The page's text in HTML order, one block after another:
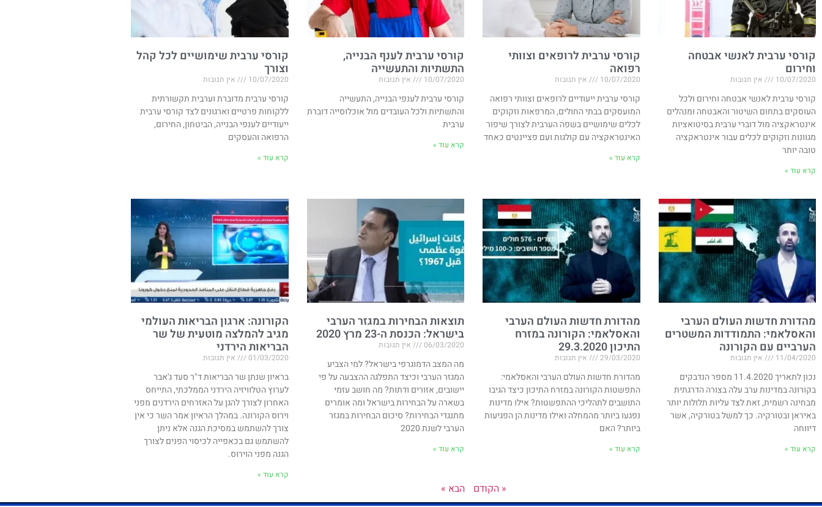
קורסי ערבית לאנשי אבטחה
וחירום
10/07/2020 אין תגובות
קורסי ערבית לאנשי אבטחה וחירום ולכל
העוסקים בתחום השיטור והאבטחה ומנהלים
אינטראקציה מול דוברי ערבית בסיטואציות
מגוונות וזקוקים לכלים עבור אינטראקציה
טובה יותר
קרא עוד »
קורסי ערבית לרופאים וצוותי
רפואה
10/07/2020 אין תגובות
קורסי ערבית ייעודיים לרופאים וצוותי רפואה
המועסקים בבתי החולים, המרפאות וזקוקים
לכלים שימושיים בשפה הערבית לצורך שיפור
האינטראקציה עם קולגות ועם פציינטים כאחד
קרא עוד »
קורסי ערבית לענף הבנייה,
התשתיות והתעשייה
10/07/2020 אין תגובות
קורסי ערבית לענפי הבנייה, התעשייה
והתשתיות ולכל העובדים מול אוכלוסייה דוברת
ערבית
קרא עוד »
קורסי ערבית שימושיים לכל קהל
וצורך
10/07/2020 אין תגובות
קורסי ערבית מדוברת וערבית תקשורתית
ללקוחות פרטיים וארגונים לצד קורסי ערבית
ייעודיים לענפי הבנייה, הביטחון, החירום,
הרפואה והעסקים
קרא עוד »
מהדורת חדשות העולם הערבי
והאסלאמי: התמודדות המשטרים
הערביים עם הקורונה
11/04/2020 אין תגובות
נכון לתאריך 11.4.2020 מספר הנדבקים
בקורונה במדינות ערב עלה בצורה הדרגתית
מבחינה רשמית, זאת לצד עליות תלולות יותר
באיראן ובטורקיה. כך למשל בטורקיה, אשר
דיווחה
קרא עוד »
מהדורת חדשות העולם הערבי
והאסלאמי: הקורונה במזרח
התיכון 29.3.2020
29/03/2020 אין תגובות
מהדורת חדשות העולם הערבי והאסלאמי:
התפשטות הקורונה במזרח התיכון כיצד הגיבו
התושבים לתהליכי ההתפשטות? אילו מדינות
נפגעו ביותר מהמחלה ואילו מדינות הן הפגיעות
ביותר? האם
קרא עוד »
תוצאות הבחירות במגזר הערבי
בישראל: הכנסת ה-23 מרץ 2020
06/03/2020 אין תגובות
מה המצב הדמוגרפי בישראל? למי הצביע
המגזר הערבי וכיצד התפלגה ההצבעה על פי
יישובים, אזורים ודתות? מה חושב עזמי
בשארה על הבחירות בישראל ומה אומרים
מתנגדי הבחירות? סיכום הבחירות במגזר
הערבי לשנת 2020
קרא עוד »
הקורונה: ארגון הבריאות העולמי
מגיב להמלצה מוטעית של שר
הבריאות הירדני
01/03/2020 אין תגובות
בראיון שנתן שר הבריאות ד"ר סעד ג'אבר
לערוץ הטלוויזיה הירדני הממלכתי, התייחס
האחרון לצורך להגן על האזרחים הירדנים מפני
וירוס הקורונה. במהלך הראיון אמר השר כי אין
צורך להשתמש במסיכת הגנה אלא ניתן
להשתמש גם בכאפייה לכיסוי הפנים לצורך
הגנה מפני הוירוס.
קרא עוד »
« הקודם הבא »